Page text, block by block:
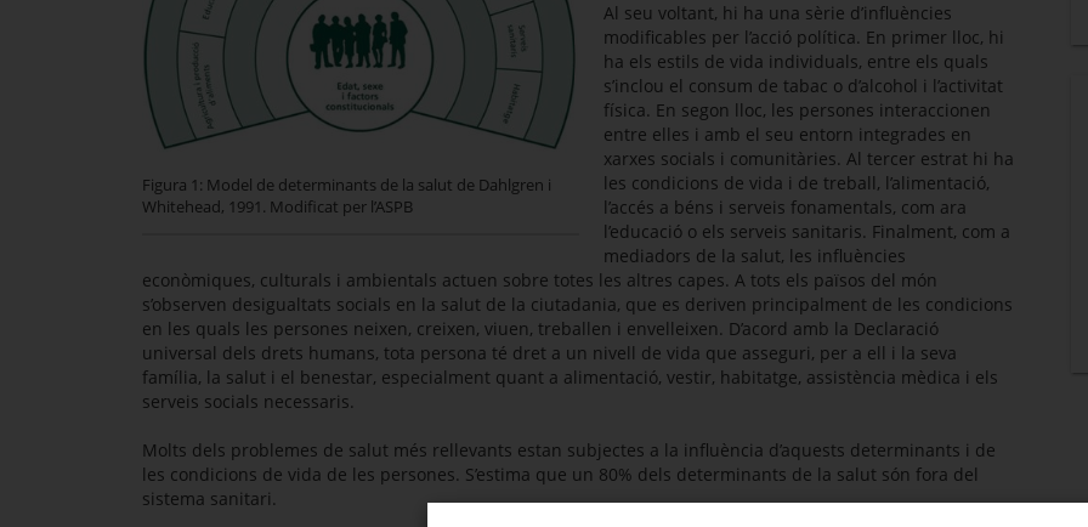
Figura 1: Model de determinants de la salut de Dahlgren i
Whitehead, 1991. Modificat per l’ASPB
Al seu voltant, hi ha una sèrie d’influències
modificables per l’acció política. En primer lloc, hi
ha els estils de vida individuals, entre els quals
s’inclou el consum de tabac o d’alcohol i l’activitat
física. En segon lloc, les persones interaccionen
entre elles i amb el seu entorn integrades en
xarxes socials i comunitàries. Al tercer estrat hi ha
les condicions de vida i de treball, l’alimentació,
l’accés a béns i serveis fonamentals, com ara
l’educació o els serveis sanitaris. Finalment, com a
mediadors de la salut, les influències
econòmiques, culturals i ambientals actuen sobre totes les altres capes. A tots els països del món
s’observen desigualtats socials en la salut de la ciutadania, que es deriven principalment de les condicions
en les quals les persones neixen, creixen, viuen, treballen i envelleixen. D’acord amb la Declaració
universal dels drets humans, tota persona té dret a un nivell de vida que asseguri, per a ell i la seva
família, la salut i el benestar, especialment quant a alimentació, vestir, habitatge, assistència mèdica i els
serveis socials necessaris.
Molts dels problemes de salut més rellevants estan subjectes a la influència d’aquests determinants i de
les condicions de vida de les persones. S’estima que un 80% dels determinants de la salut són fora del
sistema sanitari.